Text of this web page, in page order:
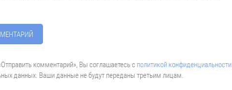
комментарий», Вы соглашаетесь с политикой конфиденциальности
данных. Ваши данные не будут переданы третьим лицам.